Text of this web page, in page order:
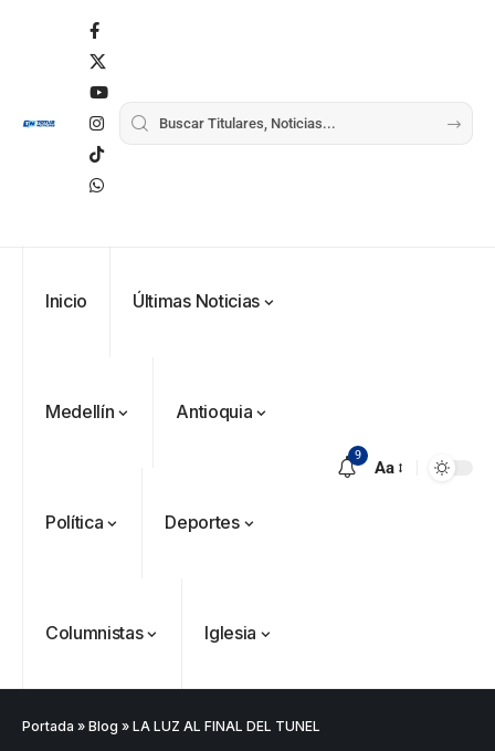
Inicio Últimas Noticias
Medellín Antioquia
Política Deportes
Columnistas Iglesia
9
Aa
Portada » Blog » LA LUZ AL FINAL DEL TUNEL